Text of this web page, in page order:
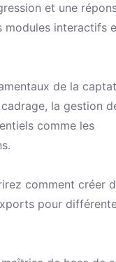
et une
modules interactifs
de la
la gestion
comme les
comment créer
pour